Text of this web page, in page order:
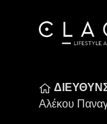
Αλέκου